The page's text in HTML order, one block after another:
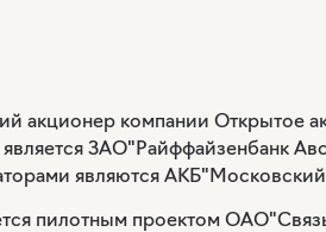
акционер компании Открытое
ЗАО"Райффайзенбанк
являются
пилотным проектом